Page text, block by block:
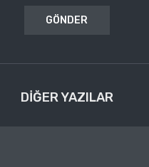
DIĞER YAZILAR